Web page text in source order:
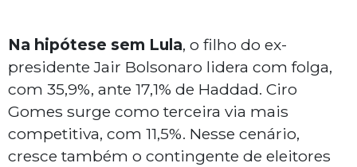
Na hipótese sem Lula, o filho do ex-
presidente Jair Bolsonaro lidera com folga,
com 35,9%, ante 17,1% de Haddad. Ciro
Gomes surge como terceira via mais
competitiva, com 11,5%. Nesse cenário,
cresce também o contingente de eleitores